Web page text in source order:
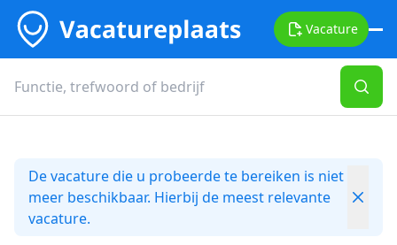
Vacature
De vacature die u probeerde te bereiken is niet
meer beschikbaar. Hierbij de meest relevante
vacature.